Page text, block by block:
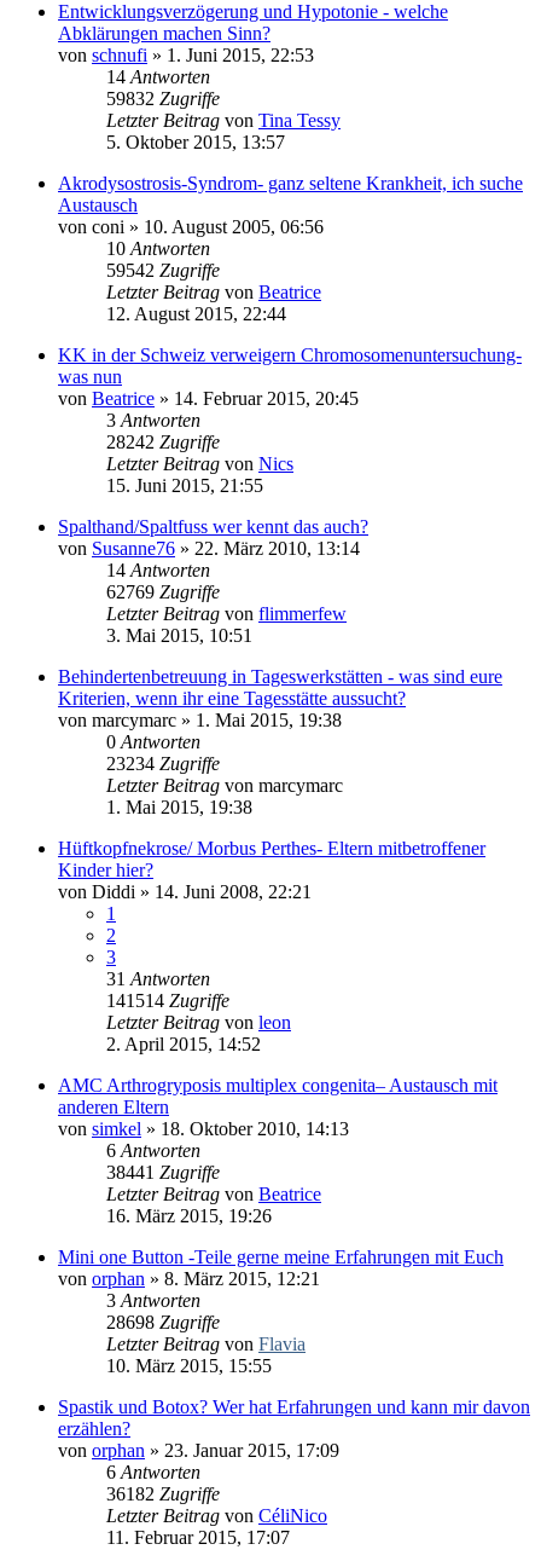
Entwicklungsverzögerung und Hypotonie - welche
Abklärungen machen Sinn?
von schnufi » 1. Juni 2015, 22:53
14 Antworten
59832 Zugriffe
Letzter Beitrag von Tina Tessy
5. Oktober 2015, 13:57
Akrodysostrosis-Syndrom- ganz seltene Krankheit, ich suche
Austausch
von coni » 10. August 2005, 06:56
10 Antworten
59542 Zugriffe
Letzter Beitrag von Beatrice
12. August 2015, 22:44
KK in der Schweiz verweigern Chromosomenuntersuchung-
was nun
von Beatrice » 14. Februar 2015, 20:45
3 Antworten
28242 Zugriffe
Letzter Beitrag von Nics
15. Juni 2015, 21:55
Spalthand/Spaltfuss wer kennt das auch?
von Susanne76 » 22. März 2010, 13:14
14 Antworten
62769 Zugriffe
Letzter Beitrag von flimmerfew
3. Mai 2015, 10:51
Behindertenbetreuung in Tageswerkstätten - was sind eure
Kriterien, wenn ihr eine Tagesstätte aussucht?
von marcymarc » 1. Mai 2015, 19:38
0 Antworten
23234 Zugriffe
Letzter Beitrag von marcymarc
1. Mai 2015, 19:38
Hüftkopfnekrose/ Morbus Perthes- Eltern mitbetroffener
Kinder hier?
von Diddi » 14. Juni 2008, 22:21
1
2
3
31 Antworten
141514 Zugriffe
Letzter Beitrag von leon
2. April 2015, 14:52
AMC Arthrogryposis multiplex congenita– Austausch mit
anderen Eltern
von simkel » 18. Oktober 2010, 14:13
6 Antworten
38441 Zugriffe
Letzter Beitrag von Beatrice
16. März 2015, 19:26
Mini one Button -Teile gerne meine Erfahrungen mit Euch
von orphan » 8. März 2015, 12:21
3 Antworten
28698 Zugriffe
Letzter Beitrag von Flavia
10. März 2015, 15:55
Spastik und Botox? Wer hat Erfahrungen und kann mir davon
erzählen?
von orphan » 23. Januar 2015, 17:09
6 Antworten
36182 Zugriffe
Letzter Beitrag von CéliNico
11. Februar 2015, 17:07